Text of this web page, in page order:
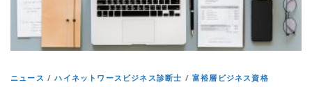
ニュース /ハイネットワースビジネス診断士 /富裕層ビジネス資格